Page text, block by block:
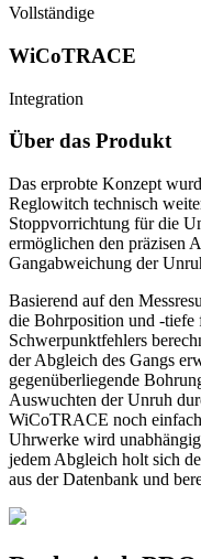
Vollständige
WiCoTRACE
Integration
Über das Produkt
Das erprobte Konzept
Reglowitch technisch
Stoppvorrichtung für die
ermöglichen den präzisen
Gangabweichung der
Basierend auf den
die Bohrposition und -tiefe
Schwerpunktfehlers
der Abgleich des Gangs
gegenüberliegende
Auswuchten der Unruh
WiCoTRACE noch
Uhrwerke wird
jedem Abgleich holt sich
aus der Datenbank und